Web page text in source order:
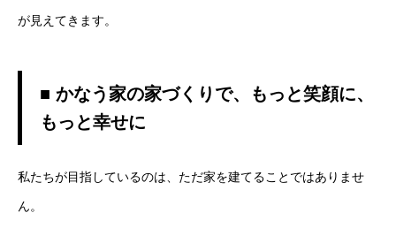
が見えてきます。
■ かなう家の家づくりで、もっと笑顔に、
もっと幸せに
私たちが目指しているのは、ただ家を建てることではありませ
ん。